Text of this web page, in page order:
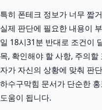
특히 폰테크 정보가 너무 짧
실제 판단에 필요한 내용이
일 18시31분 반대로 조건이
목, 확인해야 할 사항, 주의
자가 자신의 상황에 맞춰 판
하수구막힘 문서가 단순한
도움이 됩니다.